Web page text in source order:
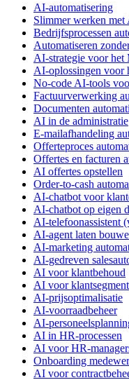
AI-automatisering
Slimmer werken met
Bedrijfsprocessen
Automatiseren
AI-strategie voor
AI-oplossingen voor
No-code AI-tools
Factuurverwerking
Documenten
AI in de administratie
E-mailafhandeling
Offerteproces
Offertes en facturen
AI offertes opstellen
Order-to-cash
AI-chatbot voor
AI-chatbot op eigen
AI-telefoonassistent
AI-agent laten
AI-marketing
AI-gedreven
AI voor klantbehoud
AI voor
AI-prijsoptimalisatie
AI-voorraadbeheer
AI-
AI in HR-processen
AI voor HR-
Onboarding
AI voor